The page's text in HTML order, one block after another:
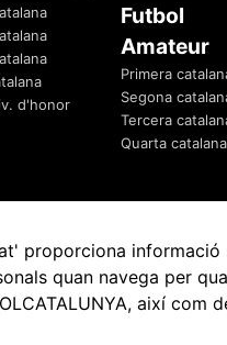
d'honor
Futbol
Amateur
Primera
Segona
Tercera
Quarta catalana
proporciona informació
quan navega per
així com